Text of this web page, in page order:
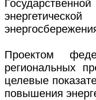
Проектом
региональных
целевые
повышения